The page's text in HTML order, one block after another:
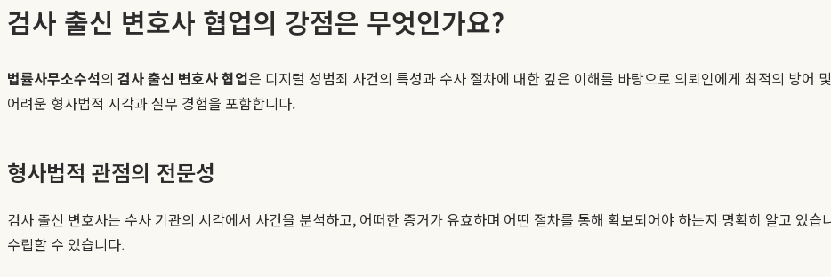
검사 출신 변호사 협업의 강점은 무엇인가요?
법률사무소수석의 검사 출신 변호사 협업은 디지털 성범죄 사건의 특성과 수사 절차에 대한 깊은 이해를 바탕으로 의뢰인에게 최적의 방어
어려운 형사법적 시각과 실무 경험을 포함합니다.
형사법적 관점의 전문성
검사 출신 변호사는 수사 기관의 시각에서 사건을 분석하고, 어떠한 증거가 유효하며 어떤 절차를 통해 확보되어야 하는지 명확히 알고 있
수립할 수 있습니다.